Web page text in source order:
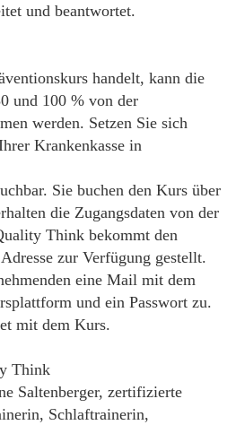
und beantwortet.
handelt, kann die
und 100 % von der
werden. Setzen Sie sich
Krankenkasse in
Sie buchen den Kurs über
die Zugangsdaten von der
Think bekommt den
zur Verfügung gestellt.
eine Mail mit dem
und ein Passwort zu.
mit dem Kurs.
Think
Saltenberger, zertifizierte
Schlaftrainerin,